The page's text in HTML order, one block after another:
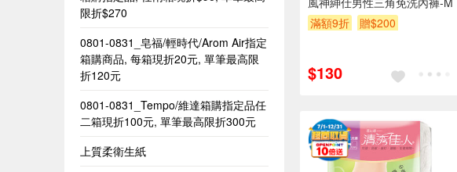
限折$270
0801-0831_皂福/輕時代/Arom Air指定
箱購商品, 每箱現折20元, 單筆最高限
折120元
0801-0831_Tempo/維達箱購指定品任
二箱現折100元, 單筆最高限折300元
上質柔衛生紙
滿額9折
贈$200
$130